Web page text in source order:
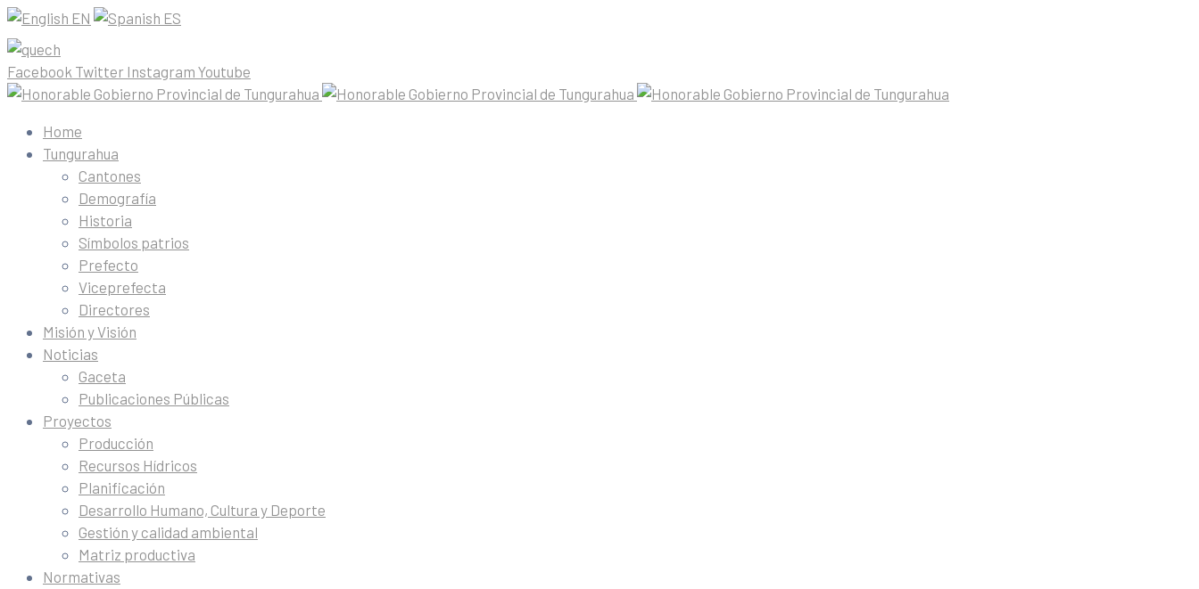
EN ES
Facebook Twitter Instagram Youtube
Home
Tungurahua
Cantones
Demografía
Historia
Símbolos patrios
Prefecto
Viceprefecta
Directores
Misión y Visión
Noticias
Gaceta
Publicaciones Públicas
Proyectos
Producción
Recursos Hídricos
Planificación
Desarrollo Humano, Cultura y Deporte
Gestión y calidad ambiental
Matriz productiva
Normativas